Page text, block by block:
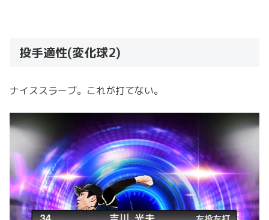
投手適性(変化球2)
ナイススラーブ。これが打てない。